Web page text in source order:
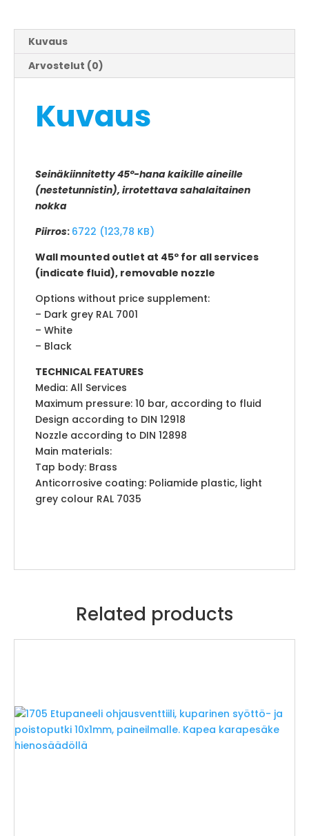
Kuvaus
Arvostelut (0)
Kuvaus
Seinäkiinnitetty 45º-hana kaikille aineille
(nestetunnistin), irrotettava sahalaitainen
nokka
Piirros: 6722 (123,78 KB)
Wall mounted outlet at 45º for all services
(indicate fluid), removable nozzle
Options without price supplement:
– Dark grey RAL 7001
– White
– Black
TECHNICAL FEATURES
Media: All Services
Maximum pressure: 10 bar, according to fluid
Design according to DIN 12918
Nozzle according to DIN 12898
Main materials:
Tap body: Brass
Anticorrosive coating: Poliamide plastic, light
grey colour RAL 7035
Related products